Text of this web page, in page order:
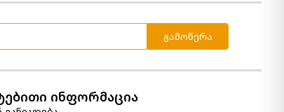
გამოწერა
ინფორმაცია